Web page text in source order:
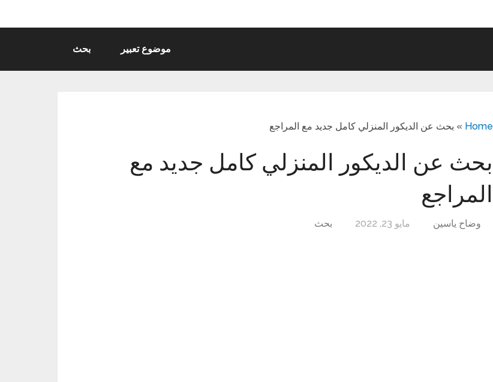
موضوع تعبير بحث
Home
» بحث عن الديكور المنزلي كامل جديد مع المراجع
بحث عن الديكور المنزلي كامل جديد مع
المراجع
وضاح ياسين مايو 23, 2022 بحث